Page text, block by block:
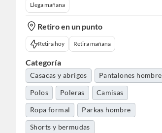
Llega mañana
Retiro en un punto
Retira hoy Retira mañana
Categoría
Casacas y abrigos Pantalones hombre
Polos Poleras Camisas
Ropa formal Parkas hombre
Shorts y bermudas